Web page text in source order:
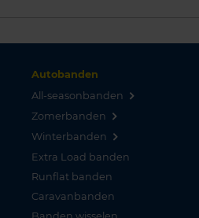
Autobanden
All-seasonbanden
Zomerbanden
Winterbanden
Extra Load banden
Runflat banden
Caravanbanden